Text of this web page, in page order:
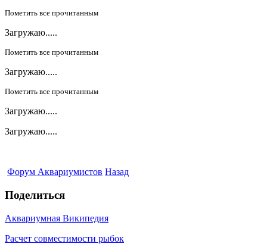
Пометить все прочитанным
Загружаю.....
Пометить все прочитанным
Загружаю.....
Пометить все прочитанным
Загружаю.....
Загружаю.....
Форум Аквариумистов Назад
Поделиться
Аквариумная Википедия
Расчет совместимости рыбок